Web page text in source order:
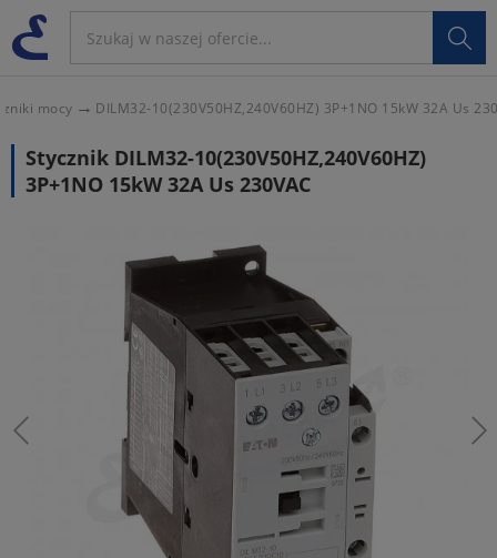

mocy DILM32-10(230V50HZ,240V60HZ) 3P+1NO 15kW 32A Us
Stycznik DILM32-10(230V50HZ,240V60HZ)
3P+1NO 15kW 32A Us 230VAC